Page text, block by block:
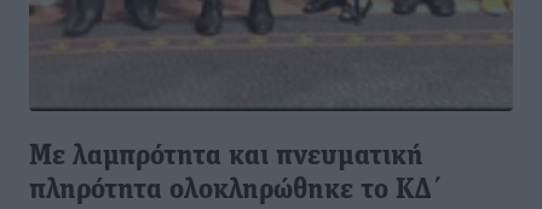
Με λαμπρότητα και πνευματική
πληρότητα ολοκληρώθηκε το ΚΔ΄